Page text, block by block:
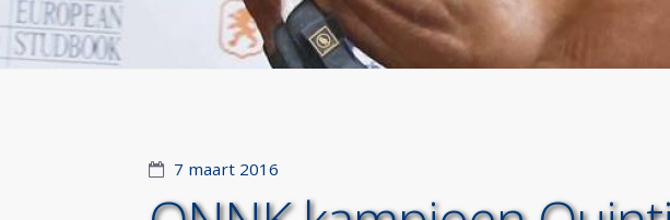
7 maart 2016